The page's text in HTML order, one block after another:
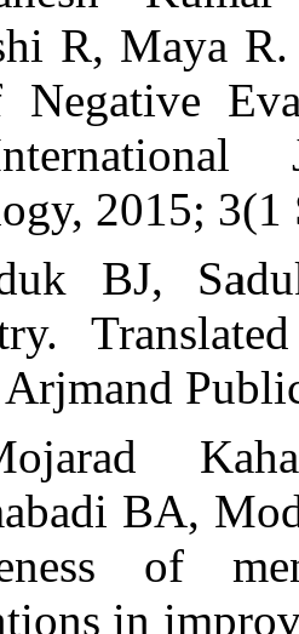
R,
of
Saduk